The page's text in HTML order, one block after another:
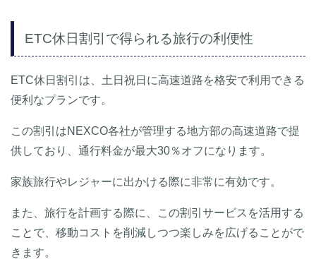
ETC休日割引で得られる旅行の利便性
ETC休日割引は、土日祝日に高速道路を格安で利用できる
便利なプランです。
この割引はNEXCO各社が管理する地方部の高速道路で提
供しており、通行料金が最大30％オフになります。
家族旅行やレジャーに出かける際に非常に有効です。
また、旅行を計画する際に、この割引サービスを活用する
ことで、移動コストを削減しつつ楽しみを広げることがで
きます。